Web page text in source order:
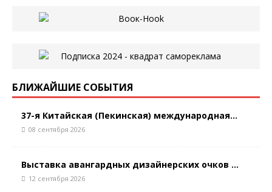
БЛИЖАЙШИЕ СОБЫТИЯ
37-я Китайская (Пекинская) международная...
08 сентября 2026
Выставка авангардных дизайнерских очков ...
12 сентября 2026